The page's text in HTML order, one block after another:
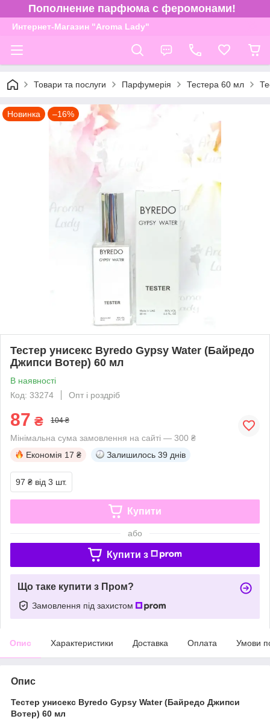
Пополнение парфюма с феромонами!
Интернет-Магазин "Aroma Lady"
Товари та послуги Парфумерія Тестера 60 мл
Новинка –16%
Тестер унисекс Byredo Gypsy Water (Байредо
Джипси Вотер) 60 мл
В наявності
Код: 33274
Опт і роздріб
87 ₴ 104 ₴
Мінімальна сума замовлення на сайті — 300 ₴
Економія 17 ₴ Залишилось 39 днів
97 ₴ від 3 шт.
Купити
або
Купити з
Що таке купити з Пром?
Замовлення під захистом
Опис Характеристики Доставка Оплата Умови
Опис
Тестер унисекс Byredo Gypsy Water(Байредо Джипси
Вотер) 60 мл